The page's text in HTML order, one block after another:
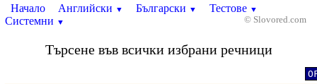
Начало Английски ▼ Български ▼ Тестове ▼
Системни ▼ © Slovored.com
Търсене във всички избрани речници